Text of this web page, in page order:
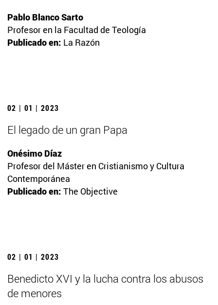
Pablo Blanco Sarto
Profesor en la Facultad de Teología
Publicado en: La Razón
02 | 01 | 2023
El legado de un gran Papa
Onésimo Díaz
Profesor del Máster en Cristianismo y Cultura
Contemporánea
Publicado en: The Objective
02 | 01 | 2023
Benedicto XVI y la lucha contra los abusos
de menores